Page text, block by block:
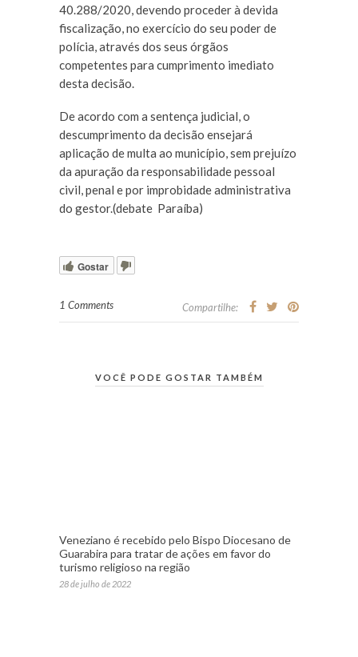
40.288/2020, devendo proceder à devida
fiscalização, no exercício do seu poder de
polícia, através dos seus órgãos
competentes para cumprimento imediato
desta decisão.
De acordo com a sentença judicial, o
descumprimento da decisão ensejará
aplicação de multa ao município, sem prejuízo
da apuração da responsabilidade pessoal
civil, penal e por improbidade administrativa
do gestor.(debate Paraíba)
Gostar
1 Comments Compartilhe:
VOCÊ PODE GOSTAR TAMBÉM
Veneziano é recebido pelo Bispo Diocesano de
Guarabira para tratar de ações em favor do
turismo religioso na região
28 de julho de 2022